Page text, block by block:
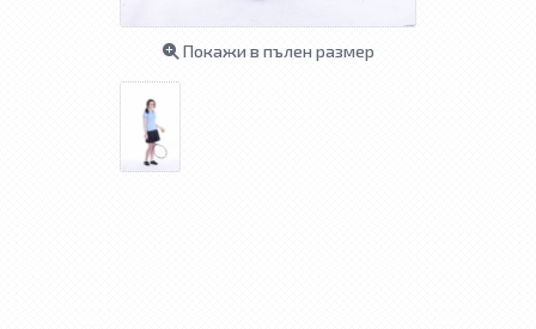
Покажи в пълен размер